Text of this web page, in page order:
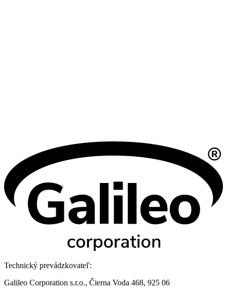
Technický prevádzkovateľ:
Galileo Corporation s.r.o., Čierna Voda 468, 925 06